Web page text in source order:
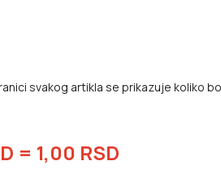
svakog artikla se prikazuje koliko
= 1,00 RSD